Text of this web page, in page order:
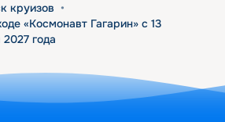
круизов •
«Космонавт Гагарин» с 13
года